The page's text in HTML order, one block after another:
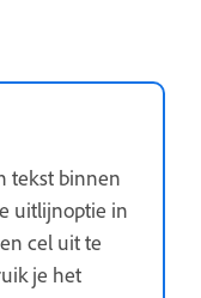
tekst binnen
uitlijnoptie in
cel uit te
je het